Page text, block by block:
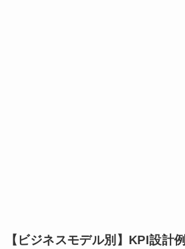
【ビジネスモデル別】KPI設計例